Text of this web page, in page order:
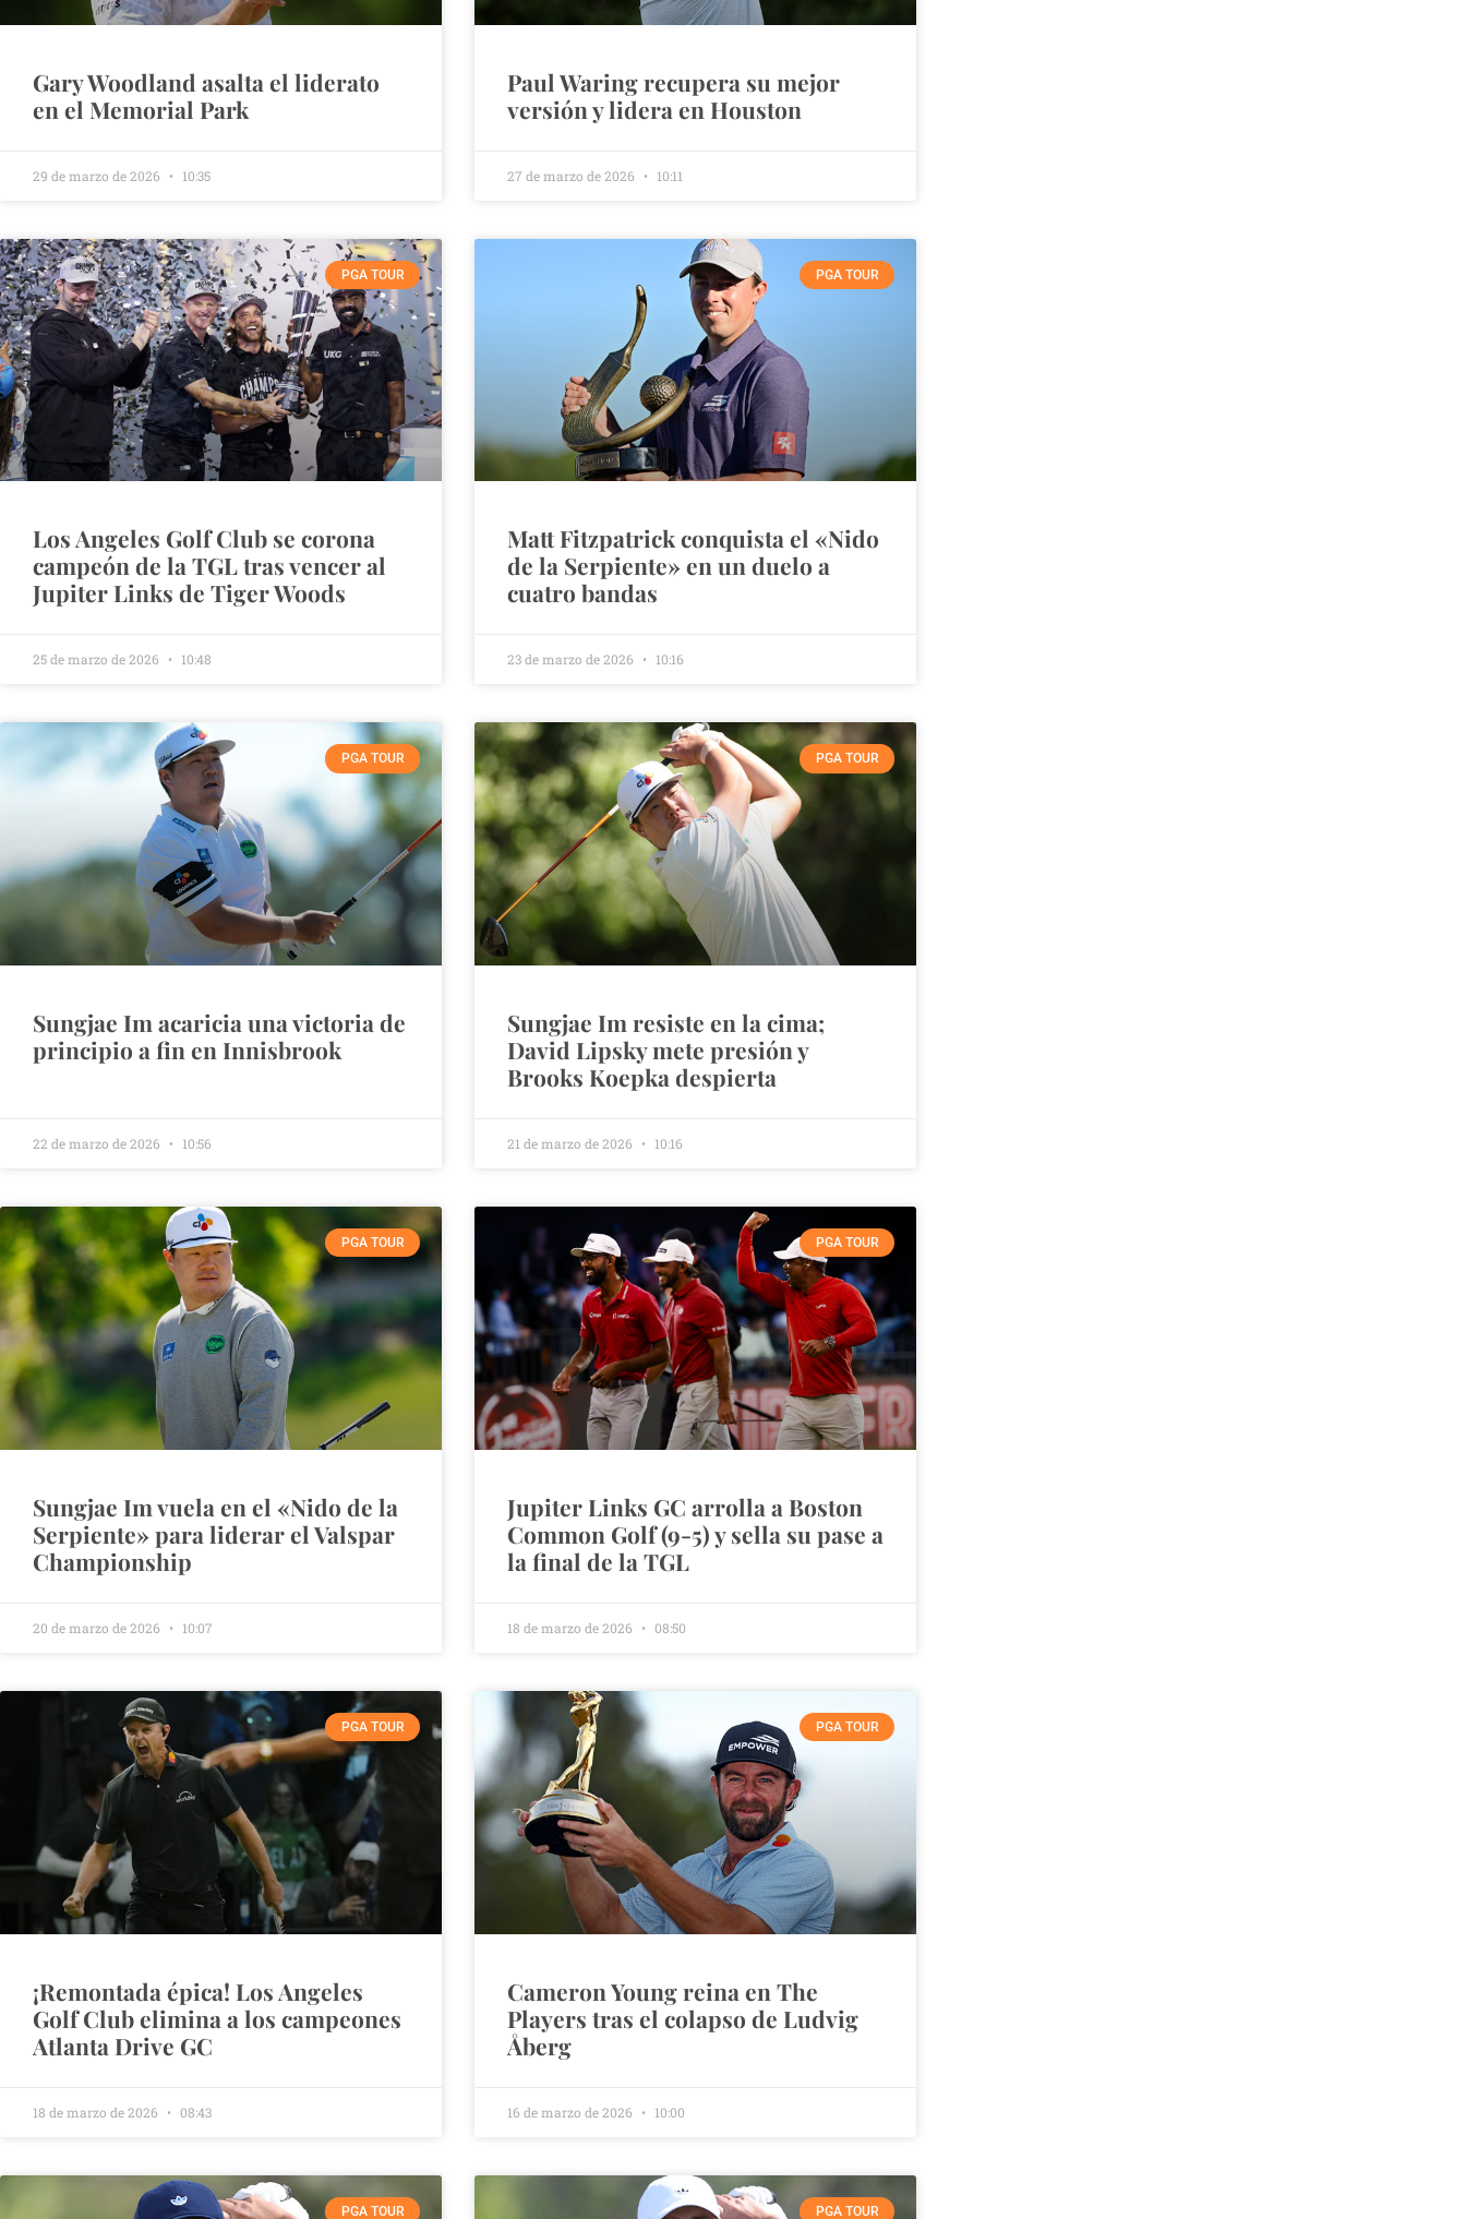
Gary Woodland asalta el liderato
en el Memorial Park
29 de marzo de 2026 10:35
Paul Waring recupera su mejor
versión y lidera en Houston
27 de marzo de 2026 10:11
PGA TOUR
Los Angeles Golf Club se corona
campeón de la TGL tras vencer al
Jupiter Links de Tiger Woods
25 de marzo de 2026 10:48
PGA TOUR
Matt Fitzpatrick conquista el «Nido
de la Serpiente» en un duelo a
cuatro bandas
23 de marzo de 2026 10:16
PGA TOUR
Sungjae Im acaricia una victoria de
principio a fin en Innisbrook
22 de marzo de 2026 10:56
PGA TOUR
Sungjae Im resiste en la cima;
David Lipsky mete presión y
Brooks Koepka despierta
21 de marzo de 2026 10:16
PGA TOUR
Sungjae Im vuela en el «Nido de la
Serpiente» para liderar el Valspar
Championship
20 de marzo de 2026 10:07
PGA TOUR
Jupiter Links GC arrolla a Boston
Common Golf (9-5) y sella su pase a
la final de la TGL
18 de marzo de 2026 08:50
PGA TOUR
¡Remontada épica! Los Angeles
Golf Club elimina a los campeones
Atlanta Drive GC
18 de marzo de 2026 08:43
PGA TOUR
Cameron Young reina en The
Players tras el colapso de Ludvig
Åberg
16 de marzo de 2026 10:00
PGA TOUR PGA TOUR